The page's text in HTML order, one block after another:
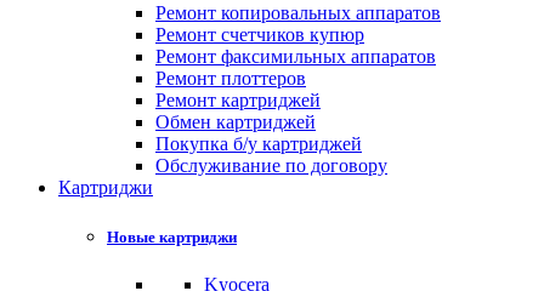
Ремонт копировальных аппаратов
Ремонт счетчиков купюр
Ремонт факсимильных аппаратов
Ремонт плоттеров
Ремонт картриджей
Обмен картриджей
Покупка б/у картриджей
Обслуживание по договору
Картриджи
Новые картриджи
Kyocera